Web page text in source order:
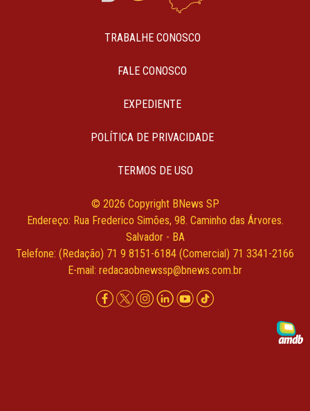
TRABALHE CONOSCO
FALE CONOSCO
EXPEDIENTE
POLÍTICA DE PRIVACIDADE
TERMOS DE USO
© 2026 Copyright BNews SP
Endereço: Rua Frederico Simões, 98. Caminho das Árvores.
Salvador - BA
Telefone: (Redação) 71 9 8151-6184 (Comercial) 71 3341-2166
E-mail: redacaobnewssp@bnews.com.br